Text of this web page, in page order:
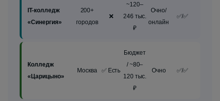
IT-колледж
«Синергия»
200+
городов
❌
~120–
246 тыс.
₽
Очно/
онлайн
✅/✅
Колледж
«Царицыно»
Москва ✅ Есть
Бюджет
/ ~80–
120 тыс.
₽
Очно ✅/✅